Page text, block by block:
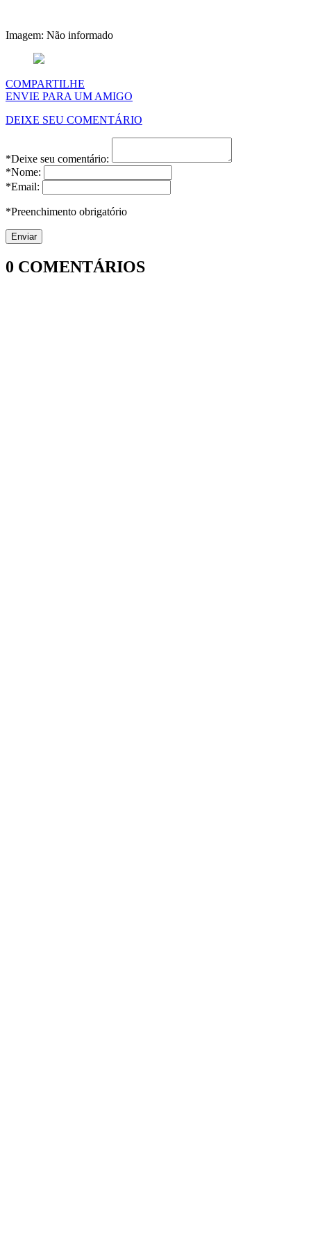
Imagem: Não informado
COMPARTILHE
ENVIE PARA UM AMIGO
DEIXE SEU COMENTÁRIO
*Deixe seu comentário:
*Nome:
*Email:
*Preenchimento obrigatório
0 COMENTÁRIOS